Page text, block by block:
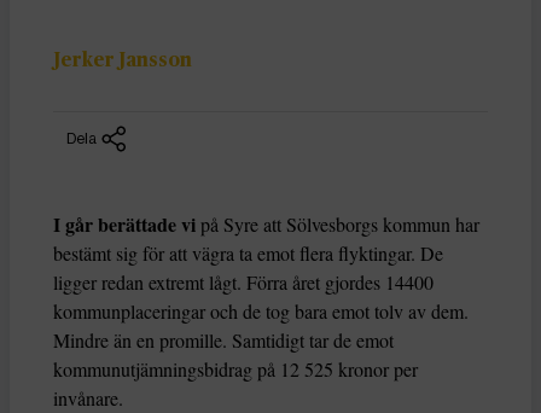
Jerker Jansson
Dela
I går berättade vipå Syre att Sölvesborgs kommun har
bestämt sig för att vägra ta emot flera flyktingar. De
ligger redan extremt lågt. Förra året gjordes 14400
kommunplaceringar och de tog bara emot tolv av dem.
Mindre än en promille. Samtidigt tar de emot
kommunutjämningsbidrag på 12 525 kronor per
invånare.